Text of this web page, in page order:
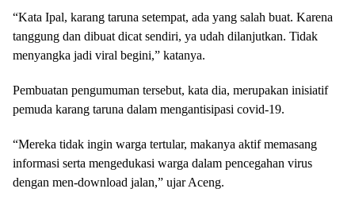
“Kata Ipal, karang taruna setempat, ada yang salah buat. Karena
tanggung dan dibuat dicat sendiri, ya udah dilanjutkan. Tidak
menyangka jadi viral begini,” katanya.
Pembuatan pengumuman tersebut, kata dia, merupakan inisiatif
pemuda karang taruna dalam mengantisipasi covid-19.
“Mereka tidak ingin warga tertular, makanya aktif memasang
informasi serta mengedukasi warga dalam pencegahan virus
dengan men-download jalan,” ujar Aceng.